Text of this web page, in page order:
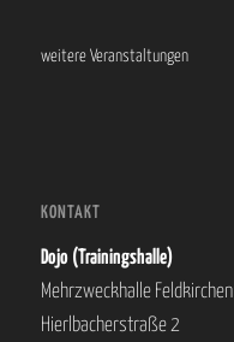
weitere Veranstaltungen
KONTAKT
Dojo (Trainingshalle)
Mehrzweckhalle Feldkirchen
Hierlbacherstraße 2